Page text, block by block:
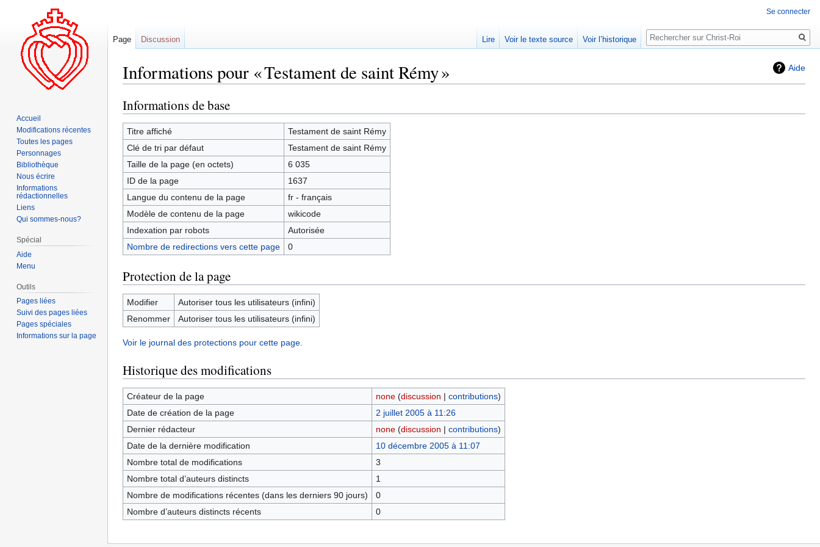
Aide
Informations pour « Testament de saint Rémy »
Aller
à
la
navigation
Aller
à
la
recherche
Informations de base
Titre affiché
Testament de saint Rémy
Clé de tri par défaut
Testament de saint Rémy
Taille de la page (en octets)
6 035
ID de la page
1637
Langue du contenu de la page
fr - français
Modèle de contenu de la page
wikicode
Indexation par robots
Autorisée
Nombre de redirections vers cette page
0
Protection de la page
Modifier
Autoriser tous les utilisateurs (infini)
Renommer
Autoriser tous les utilisateurs (infini)
Voir le journal des protections pour cette page.
Historique des modifications
Créateur de la page none (discussion | contributions)
Date de création de la page
2 juillet 2005 à 11:26
Dernier rédacteur
none (discussion | contributions)
Date de la dernière modification
10 décembre 2005 à 11:07
Nombre total de modifications
3
Nombre total d’auteurs distincts
1
Nombre de modifications récentes (dans les derniers 90 jours)
0
Nombre d’auteurs distincts récents
0
Se connecter
Page Discussion Lire Voir le texte source Voir l’historique
Rechercher
Accueil
Modifications récentes
Toutes les pages
Personnages
Bibliothèque
Nous écrire
Informations
rédactionnelles
Liens
Qui sommes-nous?
Spécial
Aide
Menu
Outils
Pages liées
Suivi des pages liées
Pages spéciales
Informations sur la page